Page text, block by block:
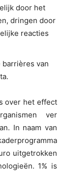
door het
dringen door
reacties
van
over het effect
ver
In naam van
uitgetrokken
1% is